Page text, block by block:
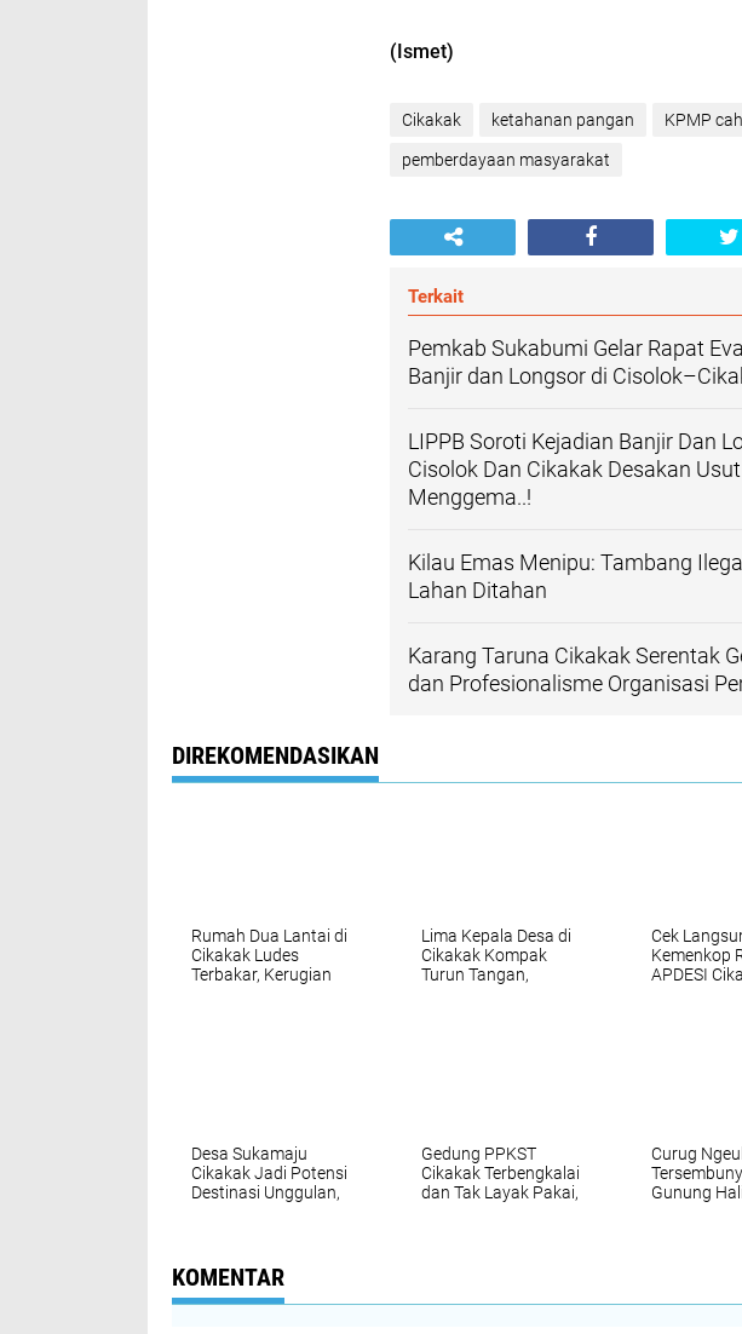
(Ismet)
Cikakak ketahanan pangan KPMP
pemberdayaan masyarakat
Terkait
Pemkab Sukabumi Gelar Rapat
Banjir dan Longsor di
LIPPB Soroti Kejadian Banjir Dan
Cisolok Dan Cikakak Desakan
Menggema..!
Kilau Emas Menipu: Tambang
Lahan Ditahan
Karang Taruna Cikakak Serentak
dan Profesionalisme Organisasi
DIREKOMENDASIKAN
Rumah Dua Lantai di
Cikakak Ludes
Terbakar, Kerugian
Lima Kepala Desa di
Cikakak Kompak
Turun Tangan,
Cek
Kemenkop
APDESI
Desa Sukamaju
Cikakak Jadi Potensi
Destinasi Unggulan,
Gedung PPKST
Cikakak Terbengkalai
dan Tak Layak Pakai,
Curug
Gunung
KOMENTAR